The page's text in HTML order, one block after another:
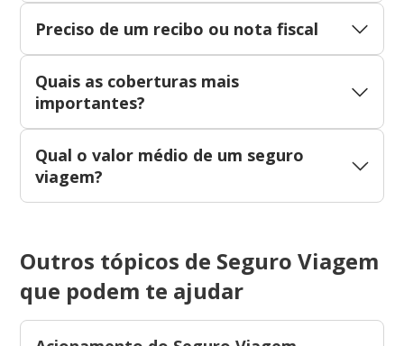
Preciso de um recibo ou nota fiscal
Quais as coberturas mais
importantes?
Qual o valor médio de um seguro
viagem?
Outros tópicos de Seguro Viagem
que podem te ajudar